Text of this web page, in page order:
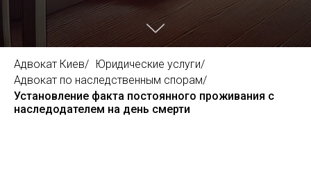
Адвокат Киев/ Юридические услуги/
Адвокат по наследственным спорам/
Установление факта постоянного проживания с
наследодателем на день смерти